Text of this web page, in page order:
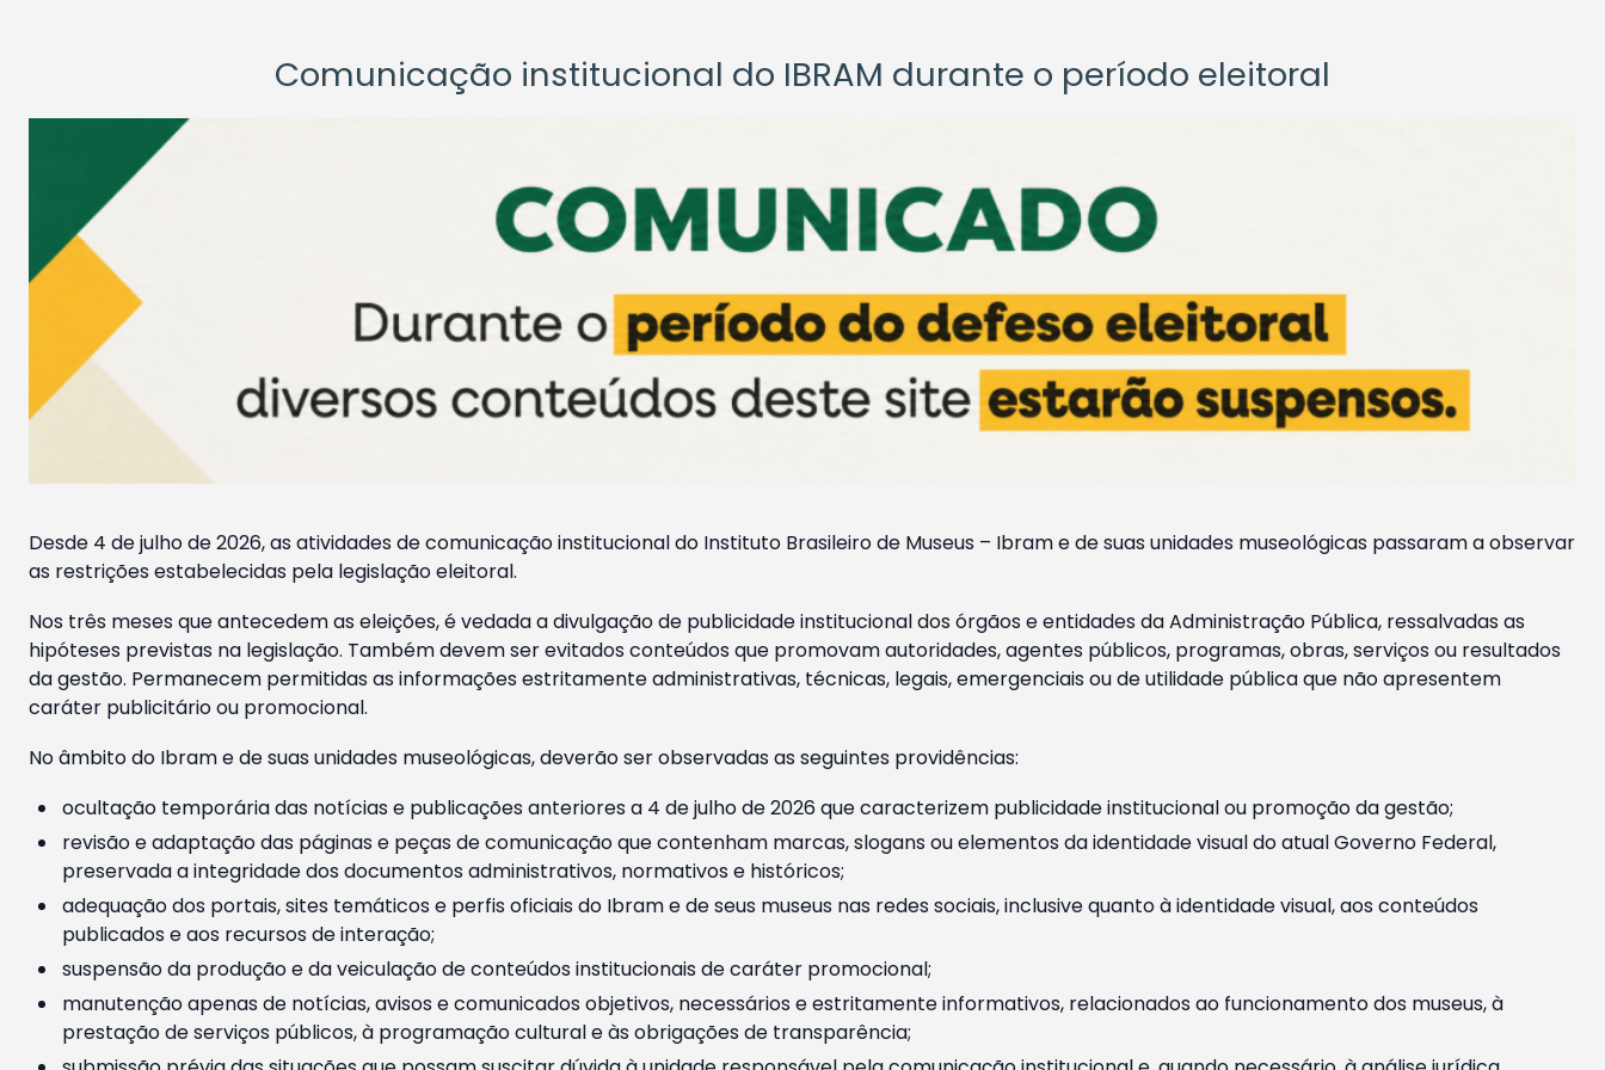
Comunicação institucional do IBRAM durante o período eleitoral
Desde 4 de julho de 2026, as atividades de comunicação institucional do Instituto Brasileiro de Museus – Ibram e de suas unidades museológicas passaram a observar
as restrições estabelecidas pela legislação eleitoral.
Nos três meses que antecedem as eleições, é vedada a divulgação de publicidade institucional dos órgãos e entidades da Administração Pública, ressalvadas as
hipóteses previstas na legislação. Também devem ser evitados conteúdos que promovam autoridades, agentes públicos, programas, obras, serviços ou resultados
da gestão. Permanecem permitidas as informações estritamente administrativas, técnicas, legais, emergenciais ou de utilidade pública que não apresentem
caráter publicitário ou promocional.
No âmbito do Ibram e de suas unidades museológicas, deverão ser observadas as seguintes providências:
ocultação temporária das notícias e publicações anteriores a 4 de julho de 2026 que caracterizem publicidade institucional ou promoção da gestão;
revisão e adaptação das páginas e peças de comunicação que contenham marcas, slogans ou elementos da identidade visual do atual Governo Federal,
preservada a integridade dos documentos administrativos, normativos e históricos;
adequação dos portais, sites temáticos e perfis oficiais do Ibram e de seus museus nas redes sociais, inclusive quanto à identidade visual, aos conteúdos
publicados e aos recursos de interação;
suspensão da produção e da veiculação de conteúdos institucionais de caráter promocional;
manutenção apenas de notícias, avisos e comunicados objetivos, necessários e estritamente informativos, relacionados ao funcionamento dos museus, à
prestação de serviços públicos, à programação cultural e às obrigações de transparência;